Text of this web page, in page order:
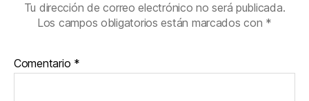
Tu dirección de correo electrónico no será publicada.
Los campos obligatorios están marcados con *
Comentario *